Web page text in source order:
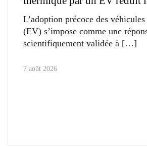
L’adoption précoce des
(EV) s’impose comme une
scientifiquement validée à
7 août 2026